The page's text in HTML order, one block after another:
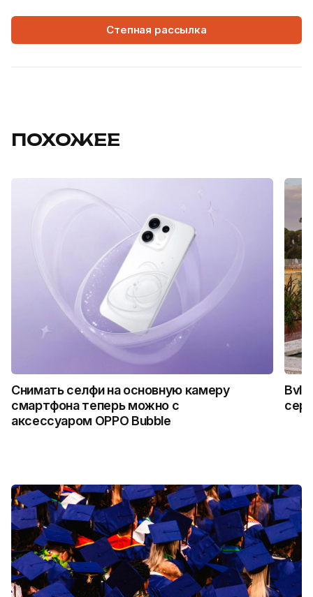
Степная рассылка
ПОХОЖЕЕ
Снимать селфи на основную камеру
смартфона теперь можно с
аксессуаром OPPO Bubble